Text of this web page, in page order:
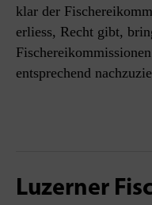
klar der
erliess, Recht gibt,
entsprechend
Luzerner